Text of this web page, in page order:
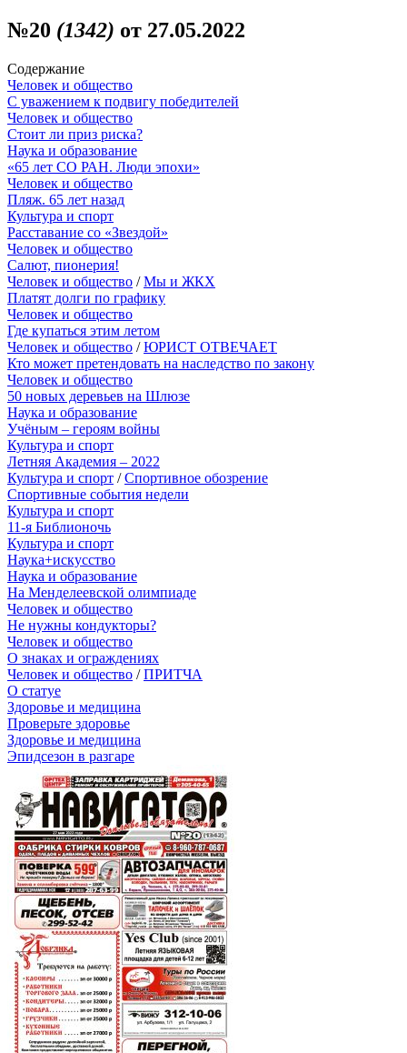
№20 (1342) от 27.05.2022
Содержание
Человек и общество
С уважением к подвигу победителей
Человек и общество
Стоит ли приз риска?
Наука и образование
«65 лет СО РАН. Люди эпохи»
Человек и общество
Пляж. 65 лет назад
Культура и спорт
Расставание со «Звездой»
Человек и общество
Салют, пионерия!
Человек и общество /Мы и ЖКХ
Платят долги по графику
Человек и общество
Где купаться этим летом
Человек и общество /ЮРИСТ ОТВЕЧАЕТ
Кто может претендовать на наследство по закону
Человек и общество
50 новых деревьев на Шлюзе
Наука и образование
Учёным – героям войны
Культура и спорт
Летняя Академия – 2022
Культура и спорт /Спортивное обозрение
Спортивные события недели
Культура и спорт
11-я Библионочь
Культура и спорт
Наука+искусство
Наука и образование
На Менделеевской олимпиаде
Человек и общество
Не нужны кондукторы?
Человек и общество
О знаках и ограждениях
Человек и общество /ПРИТЧА
О статуе
Здоровье и медицина
Проверьте здоровье
Здоровье и медицина
Эпидсезон в разгаре